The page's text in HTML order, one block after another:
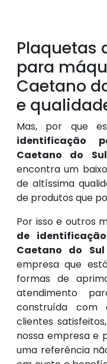
Plaquetas
para
Caetano
e
Mas, por que
identificação
Caetano do Sul
encontra um
de altíssima
de produtos que
Por isso e outros
de
Caetano do Sul
empresa que
formas de
atendimento
construída com
clientes
nossa empresa e
uma referência